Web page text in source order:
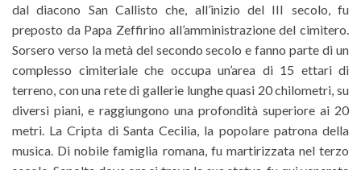
dal diacono San Callisto che, all’inizio del III secolo, fu
preposto da Papa Zeffirino all’amministrazione del cimitero.
Sorsero verso la metà del secondo secolo e fanno parte di un
complesso cimiteriale che occupa un’area di 15 ettari di
terreno, con una rete di gallerie lunghe quasi 20 chilometri, su
diversi piani, e raggiungono una profondità superiore ai 20
metri. La Cripta di Santa Cecilia, la popolare patrona della
musica. Di nobile famiglia romana, fu martirizzata nel terzo